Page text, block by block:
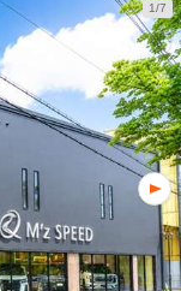
1/7